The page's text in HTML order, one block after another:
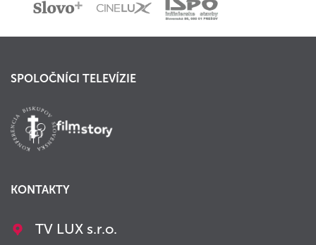
SPOLOČNÍCI TELEVÍZIE
KONTAKTY
TV LUX s.r.o.